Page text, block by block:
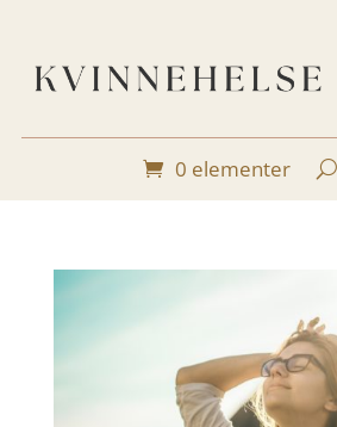
0 elementer